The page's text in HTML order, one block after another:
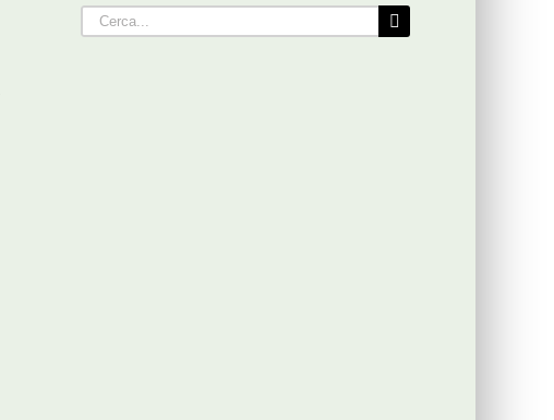
Cerca
per: